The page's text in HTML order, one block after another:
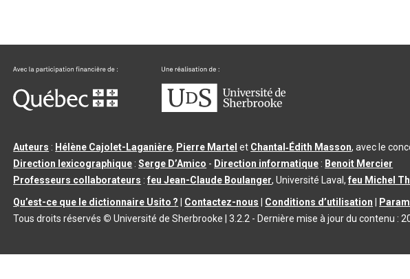
Auteurs : Hélène Cajolet-Laganière, Pierre Martel et Chantal‑Édith Masson, avec le
Direction lexicographique :Serge D’Amico - Direction informatique : Benoit Mercier
Professeurs collaborateurs :feu Jean-Claude Boulanger, Université Laval,feu Michel
Qu’est-ce que le dictionnaire Usito ?
Contactez-nous Conditions d’utilisation
Tous droits réservés © Université de Sherbrooke |3.2.2 - Dernière mise à jour du contenu :